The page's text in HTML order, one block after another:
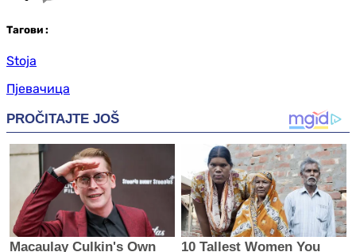
Тагови :
Stoja
Пјевачица